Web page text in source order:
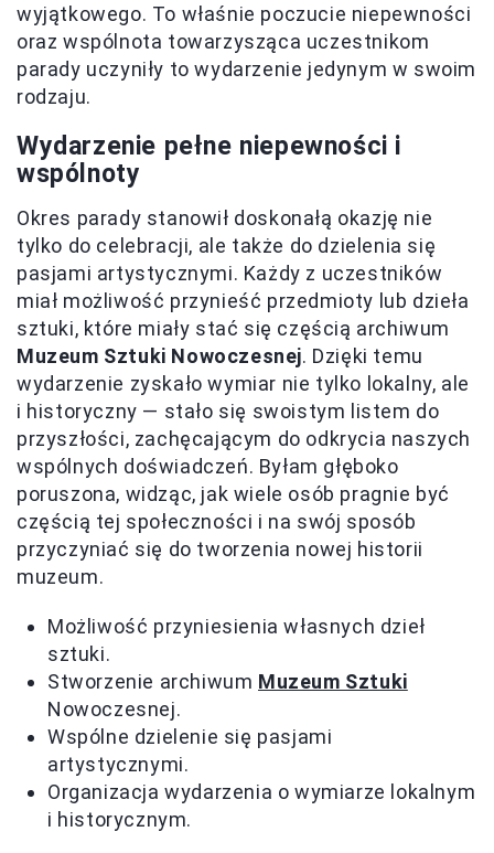
wyjątkowego. To właśnie poczucie niepewności
oraz wspólnota towarzysząca uczestnikom
parady uczyniły to wydarzenie jedynym w swoim
rodzaju.
Wydarzenie pełne niepewności i
wspólnoty
Okres parady stanowił doskonałą okazję nie
tylko do celebracji, ale także do dzielenia się
pasjami artystycznymi. Każdy z uczestników
miał możliwość przynieść przedmioty lub dzieła
sztuki, które miały stać się częścią archiwum
Muzeum Sztuki Nowoczesnej. Dzięki temu
wydarzenie zyskało wymiar nie tylko lokalny, ale
i historyczny — stało się swoistym listem do
przyszłości, zachęcającym do odkrycia naszych
wspólnych doświadczeń. Byłam głęboko
poruszona, widząc, jak wiele osób pragnie być
częścią tej społeczności i na swój sposób
przyczyniać się do tworzenia nowej historii
muzeum.
Możliwość przyniesienia własnych dzieł
sztuki.
Stworzenie archiwum Muzeum Sztuki
Nowoczesnej.
Wspólne dzielenie się pasjami
artystycznymi.
Organizacja wydarzenia o wymiarze lokalnym
i historycznym.